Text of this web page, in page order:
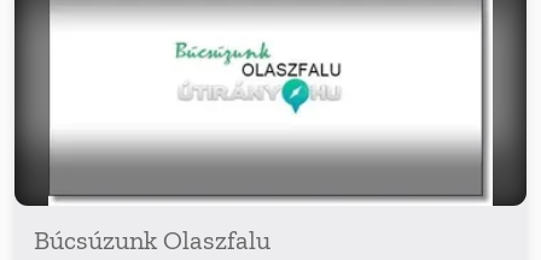
Búcsúzunk Olaszfalu